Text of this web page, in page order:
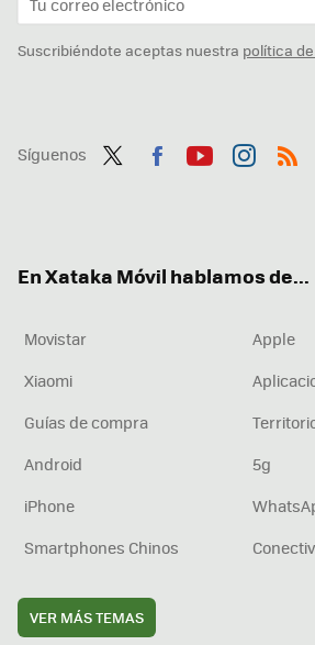
Suscribiéndote aceptas nuestra política
Síguenos
En Xataka Móvil hablamos de...
Movistar
Apple
Xiaomi
Guías de compra
Android
5g
iPhone
Smartphones Chinos
VER MÁS TEMAS